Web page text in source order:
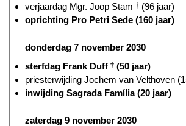
verjaardag Mgr. Joop Stam † (96 jaar)
oprichting Pro Petri Sede (160 jaar)
donderdag 7 november 2030
sterfdag Frank Duff † (50 jaar)
priesterwijding Jochem van Velthoven
inwijding Sagrada Família (20 jaar)
zaterdag 9 november 2030